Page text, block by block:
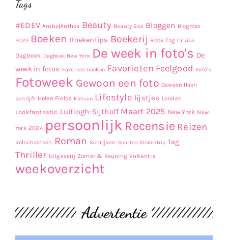
Tags
#EDEV Ambo|Anthos Beauty Beauty Box Bloggen Blogmas
2022 Boeken Boekentips Boekerij Book Tag Cruise
Dagboek Dagboek New York De week in foto's De
week in fotos Favoriete boeken Favorieten Feelgood Foto's
Fotoweek Gewoon een foto Gewoon Iloon
schrijft Helen Fields Kletsen Lifestyle lijstjes Londen
Lookfantastic Luitingh-Sijthoff Maart 2025 New York New
York 2024 persoonlijk Recensie Reizen
Rolschaatsen Roman Schrijven Sporten Stedentrip Tag
Thriller Uitgeverij Zomer & Keuning Vakantie
weekoverzicht
Advertentie